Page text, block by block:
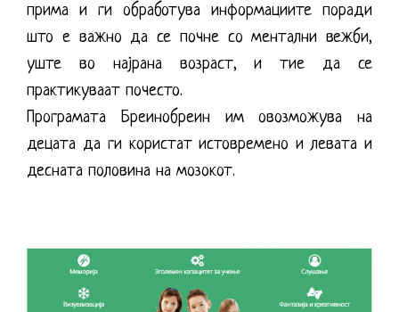
прима и ги обработува информациите поради
што е важно да се почне со ментални вежби,
уште во најрана возраст, и тие да се
практикуваат почесто.
Програмата Бреинобреин им овозможува на
децата да ги користат истовремено и левата и
десната половина на мозокот.